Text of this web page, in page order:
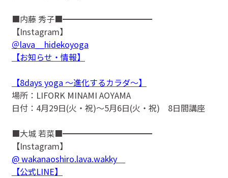
■内藤 秀子■━━━━━━━━━━━
【Instagram】
＠lava__hidekoyoga
【お知らせ・情報】
【8days yoga 〜進化するカラダ〜】
場所：LIFORK MINAMI AOYAMA
日付：4月29日(火・祝)〜5月6日(火・祝) 8日間講座
■大城 若菜■━━━━━━━━━━━
【Instagram】
@ wakanaoshiro.lava.wakky
【公式LINE】